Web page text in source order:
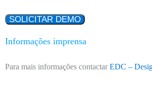
Informações imprensa
Para mais informações contactar EDC –